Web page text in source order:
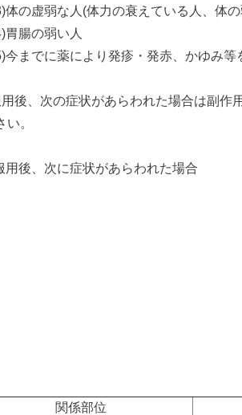
虚弱な人(体力の衰えている人、体の
腸の弱い人
でに薬により発疹・発赤、かゆみ等
後、次の症状があらわれた場合は副作
い。
後、次に症状があらわれた場合
関係部位